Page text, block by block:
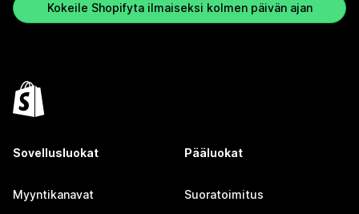
Kokeile Shopifyta ilmaiseksi kolmen päivän ajan
Sovellusluokat
Myyntikanavat
Pääluokat
Suoratoimitus